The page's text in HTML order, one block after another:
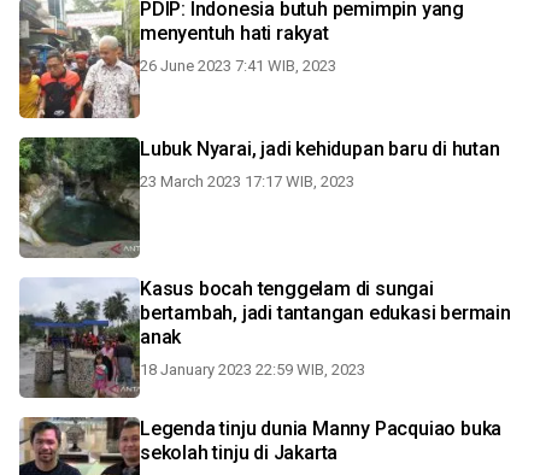
PDIP: Indonesia butuh pemimpin yang
menyentuh hati rakyat
26 June 2023 7:41 WIB, 2023
Lubuk Nyarai, jadi kehidupan baru di hutan
23 March 2023 17:17 WIB, 2023
Kasus bocah tenggelam di sungai
bertambah, jadi tantangan edukasi bermain
anak
18 January 2023 22:59 WIB, 2023
Legenda tinju dunia Manny Pacquiao buka
sekolah tinju di Jakarta